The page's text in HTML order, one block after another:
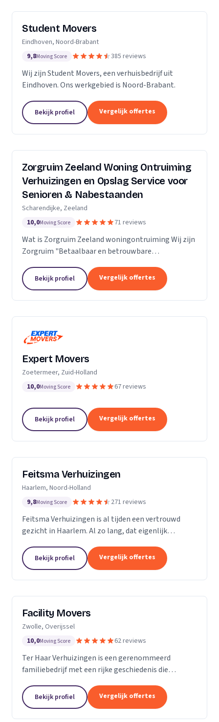
Student Movers
Eindhoven, Noord-Brabant
9,8Moving Score 385 reviews
Wij zijn Student Movers, een verhuisbedrijf uit
Eindhoven. Ons werkgebied is Noord-Brabant.
Bekijk profiel Vergelijk offertes
Zorgruim Zeeland Woning Ontruiming
Verhuizingen en Opslag Service voor
Senioren & Nabestaanden
Scharendijke, Zeeland
10,0Moving Score 71 reviews
Wat is Zorgruim Zeeland woningontruiming Wij zijn
Zorgruim "Betaalbaar en betrouwbare
kleine verhuizingen.” Onze Kwaliteit is namelijk zo
ongelofelijk...
Bekijk profiel Vergelijk offertes
Expert Movers
Zoetermeer, Zuid-Holland
10,0Moving Score 67 reviews
Bekijk profiel Vergelijk offertes
Feitsma Verhuizingen
Haarlem, Noord-Holland
9,8Moving Score 271 reviews
Feitsma Verhuizingen is al tijden een vertrouwd
gezicht in Haarlem. Al zo lang, dat eigenlijk
ooit begonnen is met verhuizen. De eerste
advertenties van...
Bekijk profiel Vergelijk offertes
Facility Movers
Zwolle, Overijssel
10,0Moving Score 62 reviews
Ter Haar Verhuizingen is een gerenommeerd
familiebedrijf met een rijke geschiedenis die
gespecialiseerd in het bieden van naadloze en
zorgeloze verhuisdiensten...
Bekijk profiel Vergelijk offertes